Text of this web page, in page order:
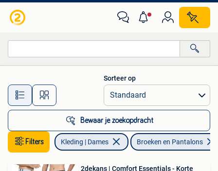
Alle afstanden…
Sorteer op
Bewaar je zoekopdracht
Filters Kleding | Dames Broeken en Pantalons
2dekans | Comfort Essentials - Korte